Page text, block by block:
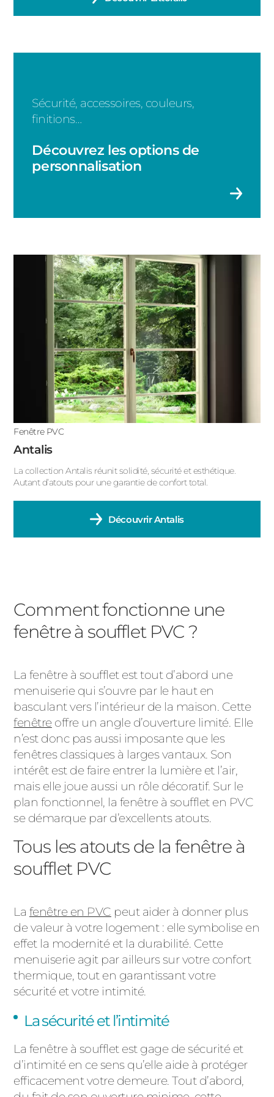
Sécurité, accessoires, couleurs,
finitions…
Découvrez les options de
personnalisation
Fenêtre PVC
Antalis
La collection Antalis réunit solidité, sécurité et esthétique.
Autant d’atouts pour une garantie de confort total.
DécouvrirAntalis
Comment fonctionne une
fenêtre à soufflet PVC ?
La fenêtre à soufflet est tout d’abord une
menuiserie qui s’ouvre par le haut en
basculant vers l’intérieur de la maison. Cette
fenêtreoffre un angle d’ouverture limité. Elle
n’est donc pas aussi imposante que les
fenêtres classiques à larges vantaux. Son
intérêt est de faire entrer la lumière et l’air,
mais elle joue aussi un rôle décoratif. Sur le
plan fonctionnel, la fenêtre à soufflet en PVC
se démarque par d’excellents atouts.
Tous les atouts de la fenêtre à
soufflet PVC
La fenêtre en PVC peut aider à donner plus
de valeur à votre logement : elle symbolise en
effet la modernité et la durabilité. Cette
menuiserie agit par ailleurs sur votre confort
thermique, tout en garantissant votre
sécurité et votre intimité.
La sécurité et l’intimité
La fenêtre à soufflet est gage de sécurité et
d’intimité en ce sens qu’elle aide à protéger
efficacement votre demeure. Tout d’abord,